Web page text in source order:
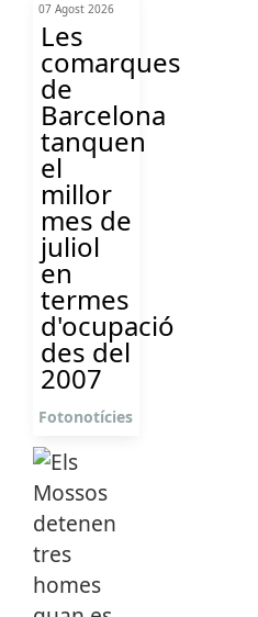
07 Agost 2026
Les
comarques
de
Barcelona
tanquen
el
millor
mes de
juliol
en
termes
d'ocupació
des del
2007
Fotonotícies